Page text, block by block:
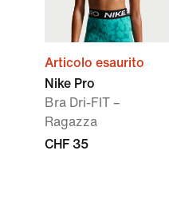
Articolo esaurito
Nike Pro
Bra Dri-FIT –
Ragazza
CHF 35